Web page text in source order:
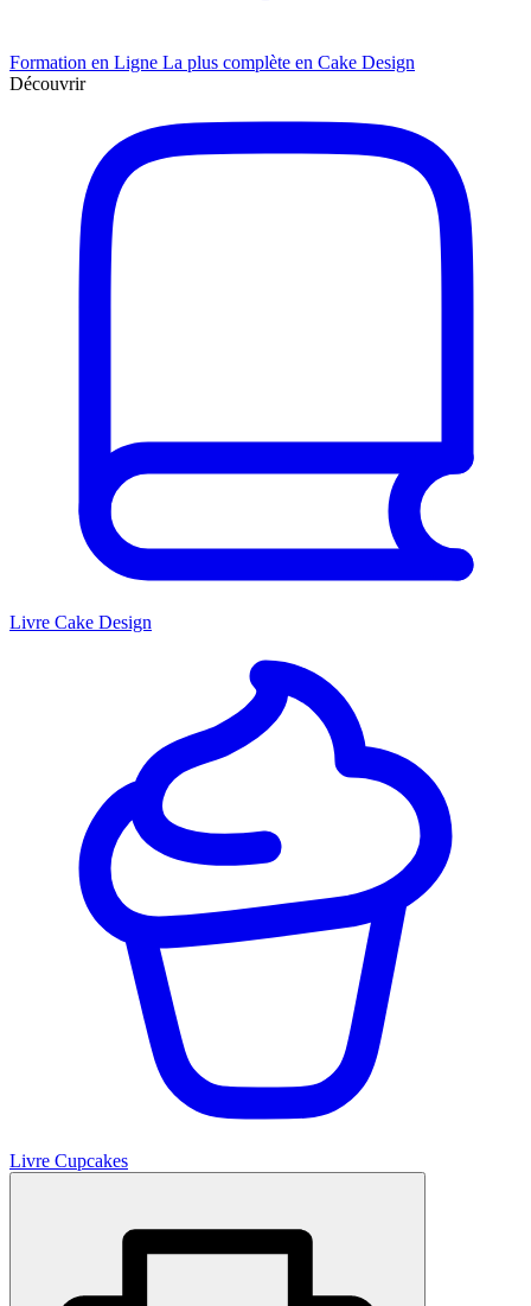
Formation en Ligne La plus complète en Cake Design
Découvrir
Livre Cake Design
Livre Cupcakes